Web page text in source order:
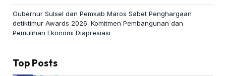
Gubernur Sulsel dan Pemkab Maros Sabet Penghargaan
detiktimur Awards 2026: Komitmen Pembangunan dan
Pemulihan Ekonomi Diapresiasi
Top Posts